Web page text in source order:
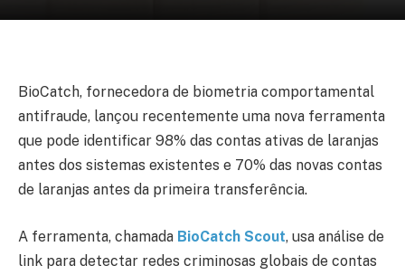
BioCatch, fornecedora de biometria comportamental
antifraude, lançou recentemente uma nova ferramenta
que pode identificar 98% das contas ativas de laranjas
antes dos sistemas existentes e 70% das novas contas
de laranjas antes da primeira transferência.
A ferramenta, chamada BioCatch Scout, usa análise de
link para detectar redes criminosas globais de contas